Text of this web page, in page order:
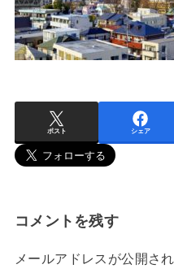
ポスト シェア
コメントを残す
メールアドレスが公開さ